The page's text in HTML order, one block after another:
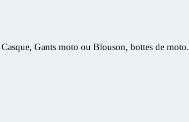
Gants moto ou Blouson, bottes de moto.